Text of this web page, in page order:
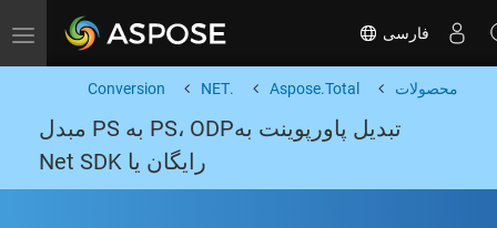
Toggle navigation فارسی
محصولات Aspose.Total
.NET
Conversion
تبدیل پاورپوینت بهPS، ODP به PS مبدل
رایگان یا Net SDK